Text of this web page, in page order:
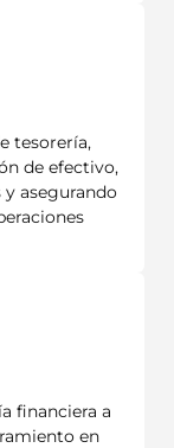
tesorería,
de efectivo,
asegurando
financiera a
en